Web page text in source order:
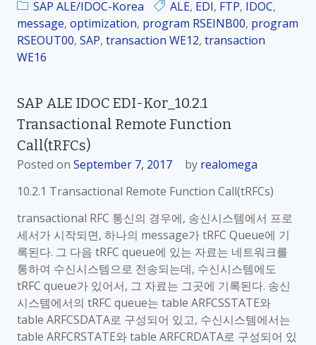
SAP ALE/IDOC-Korea ALE, EDI, FTP, IDOC,
message, optimization, program RSEINB00, program
RSEOUT00, SAP, transaction WE12, transaction
WE16
SAP ALE IDOC EDI-Kor_10.2.1
Transactional Remote Function
Call(tRFCs)
Posted on September 7, 2017 by realomega
10.2.1 Transactional Remote Function Call(tRFCs)
transactional RFC 통신의 경우에, 송신시스템에서 프로
세서가 시작되면, 하나의 message가 tRFC Queue에 기
록된다. 그 다음 tRFC queue에 있는 자료는 네트워크를
통하여 수신시스템으로 전송되는데, 수신시스템에도
tRFC queue가 있어서, 그 자료는 그곳에 기록된다. 송신
시스템에서의 tRFC queue는 table ARFCSSTATE와
table ARFCSDATA로 구성되어 있고, 수신시스템에서는
table ARFCRSTATE와 table ARFCRDATA로 구성되어 있